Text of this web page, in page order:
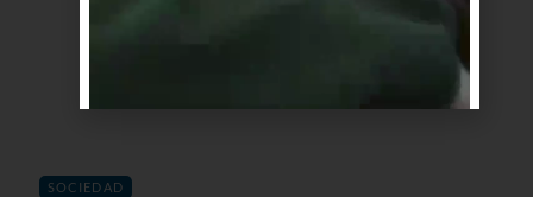
SOCIEDAD